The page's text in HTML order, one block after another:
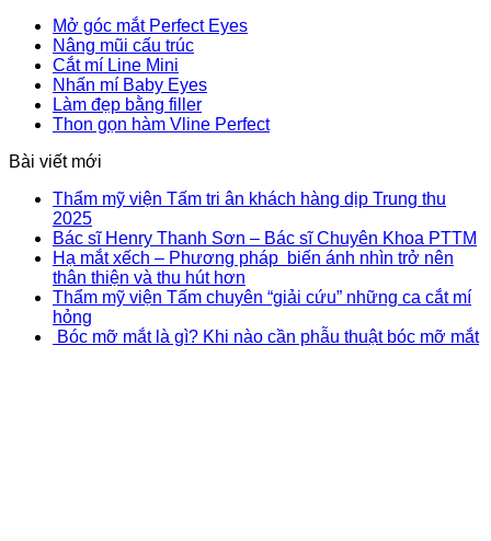
Mở góc mắt Perfect Eyes
Nâng mũi cấu trúc
Cắt mí Line Mini
Nhấn mí Baby Eyes
Làm đẹp bằng filler
Thon gọn hàm Vline Perfect
Bài viết mới
Thẩm mỹ viện Tấm tri ân khách hàng dịp Trung thu
2025
Bác sĩ Henry Thanh Sơn – Bác sĩ Chuyên Khoa PTTM
Hạ mắt xếch – Phương pháp biến ánh nhìn trở nên
thân thiện và thu hút hơn
Thẩm mỹ viện Tấm chuyên “giải cứu” những ca cắt mí
hỏng
Bóc mỡ mắt là gì? Khi nào cần phẫu thuật bóc mỡ mắt